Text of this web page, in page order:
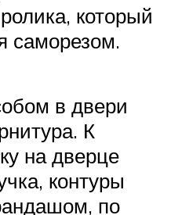
который
саморезом.
в двери
К
на дверце
контуры
по